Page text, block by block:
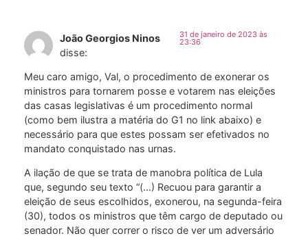
João Georgios Ninos
disse:
31 de janeiro de 2023 às
23:36
Meu caro amigo, Val, o procedimento de exonerar os
ministros para tornarem posse e votarem nas eleições
das casas legislativas é um procedimento normal
(como bem ilustra a matéria do G1 no link abaixo) e
necessário para que estes possam ser efetivados no
mandato conquistado nas urnas.
A ilação de que se trata de manobra política de Lula
que, segundo seu texto “(…) Recuou para garantir a
eleição de seus escolhidos, exonerou, na segunda-feira
(30), todos os ministros que têm cargo de deputado ou
senador. Não quer correr o risco de ver um adversário